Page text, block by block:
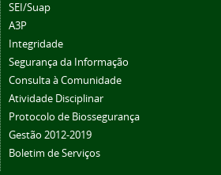
SEI/Suap
A3P
Integridade
Segurança da Informação
Consulta à Comunidade
Atividade Disciplinar
Protocolo de Biossegurança
Gestão 2012-2019
Boletim de Serviços